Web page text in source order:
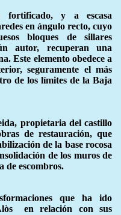
fortificado, y a escasa
en ángulo recto, cuyo
bloques de sillares
autor, recuperan una
Este elemento obedece a
seguramente el más
de los límites de la Baja
propietaria del castillo
de restauración, que
de la base rocosa
de los muros de
de escombros.
que ha ido
en relación con sus